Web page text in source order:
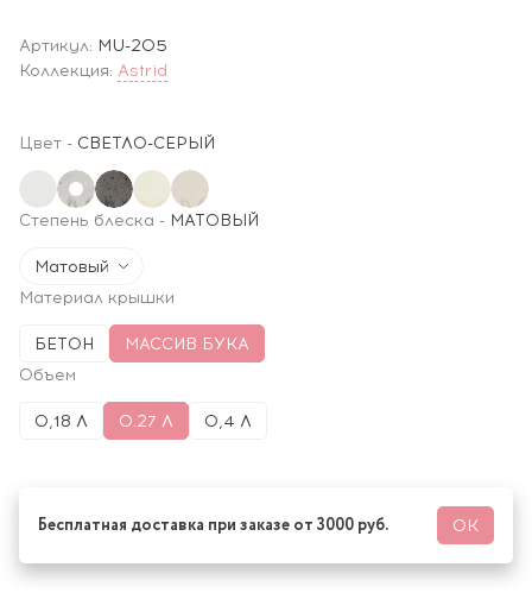
Артикул: MU-205
Коллекция: Astrid
Цвет - СВЕТЛО-СЕРЫЙ
Степень блеска - МАТОВЫЙ
Матовый
Материал крышки
БЕТОН
МАССИВ БУКА
Объем
0,18 Л 0.27 Л 0,4 Л
Бесплатная доставка при заказе от 3000 руб. ОК